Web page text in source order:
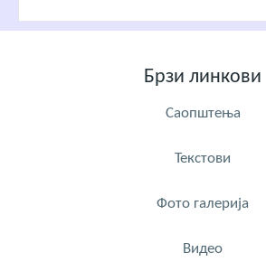
Брзи линкови
Саопштења
Текстови
Фото галерија
Видео